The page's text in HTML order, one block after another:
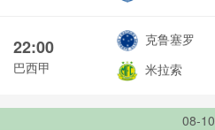
22:00
巴西甲
克鲁塞罗
米拉索
08-10